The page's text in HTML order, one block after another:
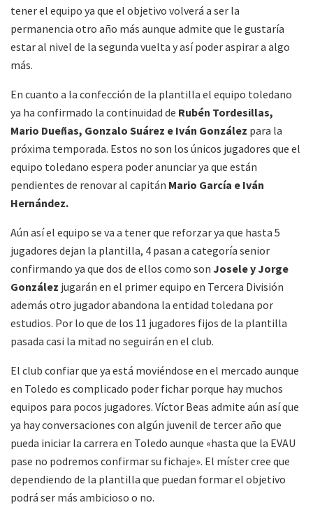
tener el equipo ya que el objetivo volverá a ser la
permanencia otro año más aunque admite que le gustaría
estar al nivel de la segunda vuelta y así poder aspirar a algo
más.
En cuanto a la confección de la plantilla el equipo toledano
ya ha confirmado la continuidad de Rubén Tordesillas,
Mario Dueñas, Gonzalo Suárez e Iván González para la
próxima temporada. Estos no son los únicos jugadores que el
equipo toledano espera poder anunciar ya que están
pendientes de renovar al capitán Mario García e Iván
Hernández.
Aún así el equipo se va a tener que reforzar ya que hasta 5
jugadores dejan la plantilla, 4 pasan a categoría senior
confirmando ya que dos de ellos como son Josele y Jorge
González jugarán en el primer equipo en Tercera División
además otro jugador abandona la entidad toledana por
estudios. Por lo que de los 11 jugadores fijos de la plantilla
pasada casi la mitad no seguirán en el club.
El club confiar que ya está moviéndose en el mercado aunque
en Toledo es complicado poder fichar porque hay muchos
equipos para pocos jugadores. Víctor Beas admite aún así que
ya hay conversaciones con algún juvenil de tercer año que
pueda iniciar la carrera en Toledo aunque «hasta que la EVAU
pase no podremos confirmar su fichaje». El míster cree que
dependiendo de la plantilla que puedan formar el objetivo
podrá ser más ambicioso o no.